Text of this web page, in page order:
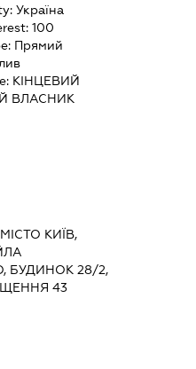
Україна
100
Прямий
КІНЦЕВИЙ
ВЛАСНИК
КИЇВ,
БУДИНОК 28/2,
43